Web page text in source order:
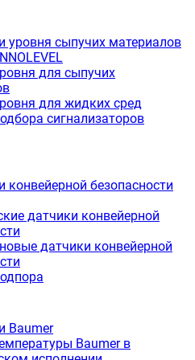
уровня сыпучих материалов
для сыпучих
для жидких сред
сигнализаторов
конвейерной безопасности
датчики конвейерной
датчики конвейерной
Baumer
Baumer в